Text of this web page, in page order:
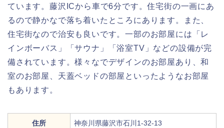
ています。藤沢ICから車で6分です。住宅街の一画にあ
るので静かなで落ち着いたところにあります。また、
住宅街なので治安も良いです。一部のお部屋には「レ
インボーバス」「サウナ」「浴室TV」などの設備が完
備されています。様々なでデザインのお部屋あり、和
室のお部屋、天蓋ベッドの部屋といったようなお部屋
もあります。
住所 神奈川県藤沢市石川1-32-13